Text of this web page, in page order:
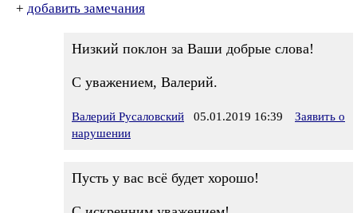
+ добавить замечания
Низкий поклон за Ваши добрые слова!
С уважением, Валерий.
Валерий Русаловский 05.01.2019 16:39
Заявить о
нарушении
Пусть у вас всё будет хорошо!